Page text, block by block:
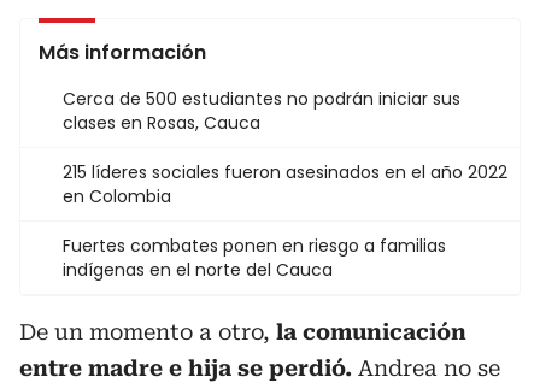
Más información
Cerca de 500 estudiantes no podrán iniciar sus
clases en Rosas, Cauca
215 líderes sociales fueron asesinados en el año 2022
en Colombia
Fuertes combates ponen en riesgo a familias
indígenas en el norte del Cauca
De un momento a otro, la comunicación
entre madre e hija se perdió. Andrea no se